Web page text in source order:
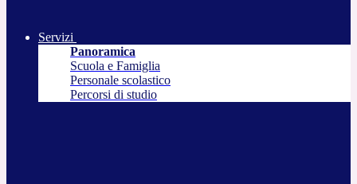
Servizi
Panoramica
Scuola e Famiglia
Personale scolastico
Percorsi di studio